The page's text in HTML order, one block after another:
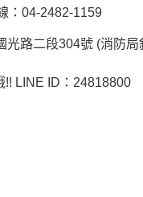
：04-2482-1159
光路二段304號 (消防局
!! LINE ID：24818800